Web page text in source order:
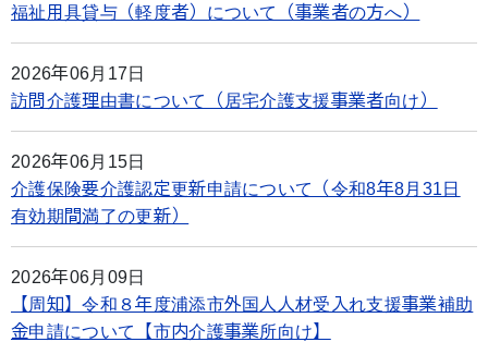
福祉用具貸与（軽度者）について（事業者の方へ）
2026年06月17日
訪問介護理由書について（居宅介護支援事業者向け）
2026年06月15日
介護保険要介護認定更新申請について（令和8年8月31日
有効期間満了の更新）
2026年06月09日
【周知】令和８年度浦添市外国人人材受入れ支援事業補助
金申請について【市内介護事業所向け】